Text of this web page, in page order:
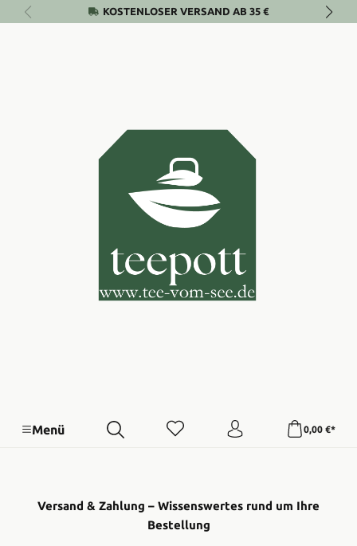
Zum Hauptinhalt springenKOSTENLOSER VERSAND AB 35 €
Menü 0,00 €*
Versand & Zahlung – Wissenswertes rund um Ihre
Bestellung